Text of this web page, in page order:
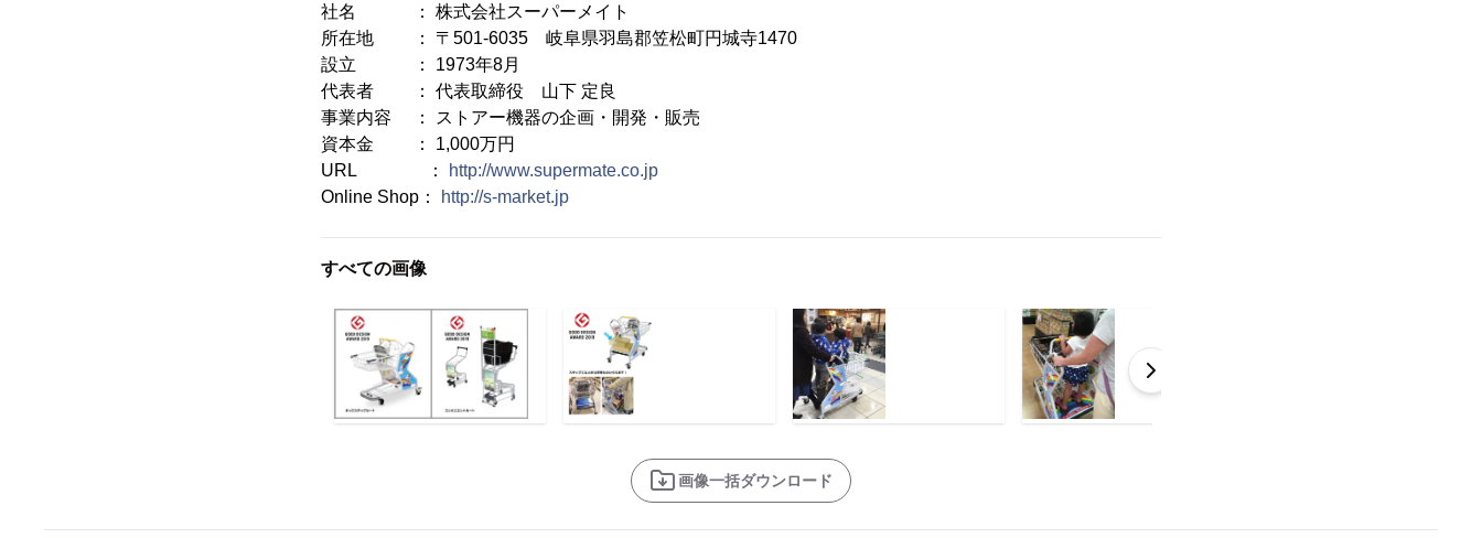
社名 ： 株式会社スーパーメイト
所在地 ： 〒501-6035 岐阜県羽島郡笠松町円城寺1470
設立 ： 1973年8月
代表者 ： 代表取締役 山下 定良
事業内容 ： ストアー機器の企画・開発・販売
資本金 ： 1,000万円
URL ：
http://www.supermate.co.jp
Online Shop：
http://s-market.jp
すべての画像
画像一括ダウンロード